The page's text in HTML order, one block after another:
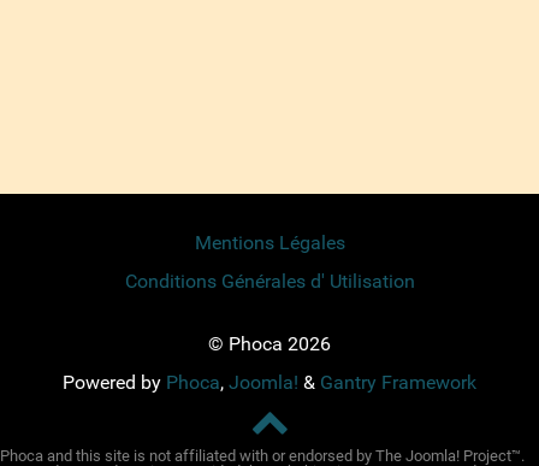
Mentions Légales
Conditions Générales d' Utilisation
© Phoca 2026
Powered by Phoca, Joomla! & Gantry Framework
Phoca and this site is not affiliated with or endorsed by The Joomla! Project™.